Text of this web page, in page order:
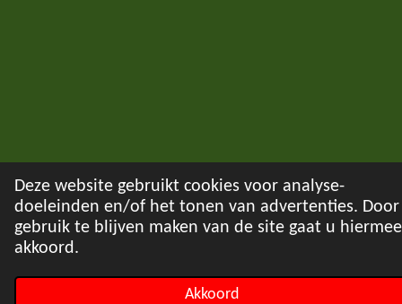
Deze website gebruikt cookies voor analyse-
doeleinden en/of het tonen van advertenties. Door
gebruik te blijven maken van de site gaat u hiermee
akkoord.
Akkoord